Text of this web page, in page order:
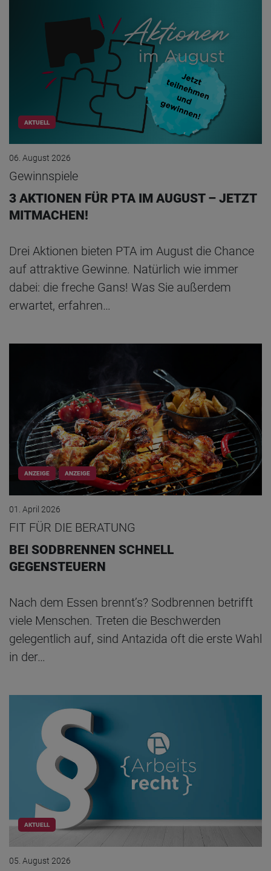
AKTUELL
06. August 2026
Gewinnspiele
3 AKTIONEN FÜR PTA IM AUGUST – JETZT
MITMACHEN!
Drei Aktionen bieten PTA im August die Chance
auf attraktive Gewinne. Natürlich wie immer
dabei: die freche Gans! Was Sie außerdem
erwartet, erfahren…
ANZEIGE ANZEIGE
01. April 2026
FIT FÜR DIE BERATUNG
BEI SODBRENNEN SCHNELL
GEGENSTEUERN
Nach dem Essen brennt’s? Sodbrennen betrifft
viele Menschen. Treten die Beschwerden
gelegentlich auf, sind Antazida oft die erste Wahl
in der…
AKTUELL
05. August 2026